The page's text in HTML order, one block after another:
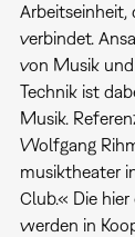
Arbeitseinheit,
verbindet.
von Musik
Technik ist
Musik.
Wolfgang
musiktheater
Club.« Die
werden in